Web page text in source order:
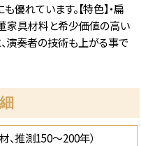
優れています。【特色】・扁
家具材料と希少価値の高い
演奏者の技術も上がる事で
推測150〜200年）